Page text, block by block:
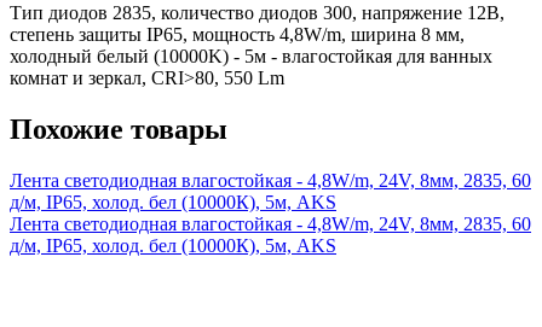
Тип диодов 2835, количество диодов 300, напряжение 12В,
степень защиты IP65, мощность 4,8W/m, ширина 8 мм,
холодный белый (10000K) - 5м - влагостойкая для ванных
комнат и зеркал, CRI>80, 550 Lm
Похожие товары
Лента светодиодная влагостойкая - 4,8W/m, 24V, 8мм, 2835, 60
д/м, IP65, холод. бел (10000К), 5м, AKS
Лента светодиодная влагостойкая - 4,8W/m, 24V, 8мм, 2835, 60
д/м, IP65, холод. бел (10000К), 5м, AKS